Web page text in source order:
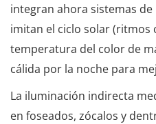
integran ahora sistemas de
imitan el ciclo solar (ritmos
temperatura del color de
cálida por la noche para
La iluminación indirecta
en foseados, zócalos y